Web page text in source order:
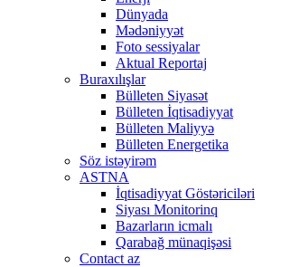
Dünyada
Mədəniyyət
Foto sessiyalar
Aktual Reportaj
Buraxılışlar
Bülleten Siyasət
Bülleten İqtisadiyyat
Bülleten Maliyyə
Bülleten Energetika
Söz istəyirəm
ASTNA
İqtisadiyyat Göstəriciləri
Siyası Monitorinq
Bazarların icmalı
Qarabağ münaqişəsi
Contact az